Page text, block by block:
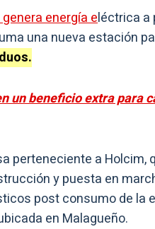
energía eléctrica a
una nueva estación
un beneficio extra para
perteneciente a Holcim,
y puesta en
post consumo de la
en Malagueño.